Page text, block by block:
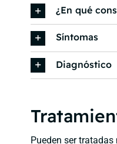
¿En qué
Síntomas
Diagnóstico
Pueden ser